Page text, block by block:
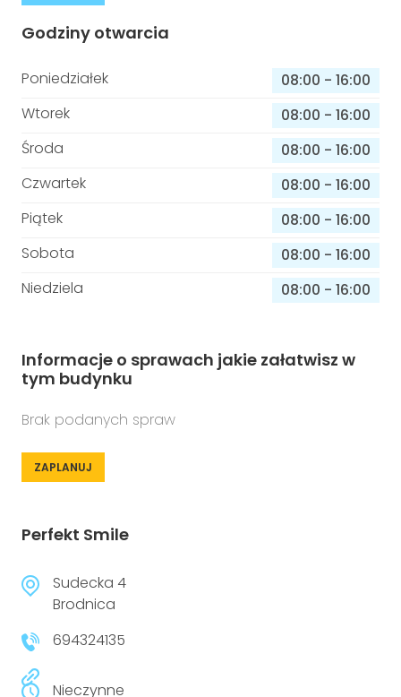
Godziny otwarcia
Poniedziałek 08:00 - 16:00
Wtorek
08:00 - 16:00
Środa
08:00 - 16:00
Czwartek
08:00 - 16:00
Piątek
08:00 - 16:00
Sobota
08:00 - 16:00
Niedziela
08:00 - 16:00
Informacje o sprawach jakie załatwisz w
tym budynku
Brak podanych spraw
ZAPLANUJ
Perfekt Smile
Sudecka 4
Brodnica
694324135
Nieczynne